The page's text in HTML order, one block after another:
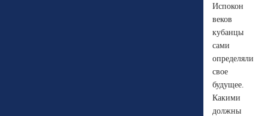
Испокон
веков
кубанцы
сами
определяли
свое
будущее.
Какими
должны